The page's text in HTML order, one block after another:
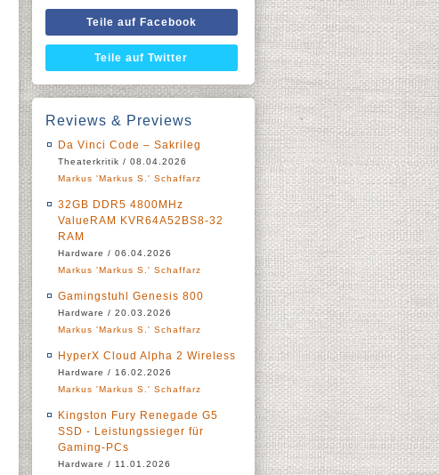
Teile auf Facebook
Teile auf Twitter
Reviews & Previews
Da Vinci Code – Sakrileg
Theaterkritik / 08.04.2026
Markus 'Markus S.' Schaffarz
32GB DDR5 4800MHz
ValueRAM KVR64A52BS8-32
RAM
Hardware / 06.04.2026
Markus 'Markus S.' Schaffarz
Gamingstuhl Genesis 800
Hardware / 20.03.2026
Markus 'Markus S.' Schaffarz
HyperX Cloud Alpha 2 Wireless
Hardware / 16.02.2026
Markus 'Markus S.' Schaffarz
Kingston Fury Renegade G5
SSD - Leistungssieger für
Gaming-PCs
Hardware / 11.01.2026